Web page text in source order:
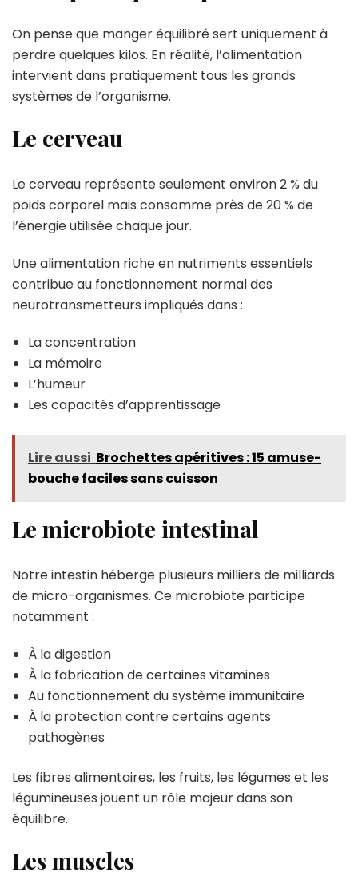
On pense que manger équilibré sert uniquement à
perdre quelques kilos. En réalité, l’alimentation
intervient dans pratiquement tous les grands
systèmes de l’organisme.
Le cerveau
Le cerveau représente seulement environ 2 % du
poids corporel mais consomme près de 20 % de
l’énergie utilisée chaque jour.
Une alimentation riche en nutriments essentiels
contribue au fonctionnement normal des
neurotransmetteurs impliqués dans :
La concentration
La mémoire
L’humeur
Les capacités d’apprentissage
Lire aussi Brochettes apéritives : 15 amuse-
bouche faciles sans cuisson
Le microbiote intestinal
Notre intestin héberge plusieurs milliers de milliards
de micro-organismes. Ce microbiote participe
notamment :
À la digestion
À la fabrication de certaines vitamines
Au fonctionnement du système immunitaire
À la protection contre certains agents
pathogènes
Les fibres alimentaires, les fruits, les légumes et les
légumineuses jouent un rôle majeur dans son
équilibre.
Les muscles